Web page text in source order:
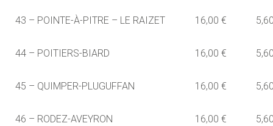
43 – POINTE-À-PITRE – LE RAIZET 16,00 €
44 – POITIERS-BIARD 16,00 €
45 – QUIMPER-PLUGUFFAN 16,00 €
46 – RODEZ-AVEYRON 16,00 €